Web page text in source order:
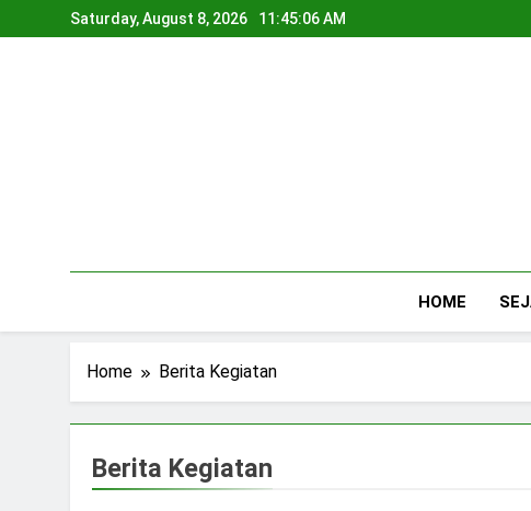
to
Saturday, August 8, 2026 11:45:07 AM
HOME
Home Berita Kegiatan
Berita Kegiatan